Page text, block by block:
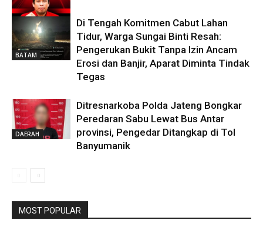
DAERAH
BATAM
Di Tengah Komitmen Cabut Lahan
Tidur, Warga Sungai Binti Resah:
Pengerukan Bukit Tanpa Izin Ancam
Erosi dan Banjir, Aparat Diminta Tindak
Tegas
DAERAH
Ditresnarkoba Polda Jateng Bongkar
Peredaran Sabu Lewat Bus Antar
provinsi, Pengedar Ditangkap di Tol
Banyumanik
MOST POPULAR